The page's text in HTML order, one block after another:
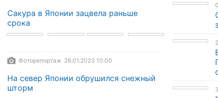
Сакура в Японии зацвела раньше
срока
Фоторепортаж 26.01.2023 10:00
На север Японии обрушился снежный
шторм